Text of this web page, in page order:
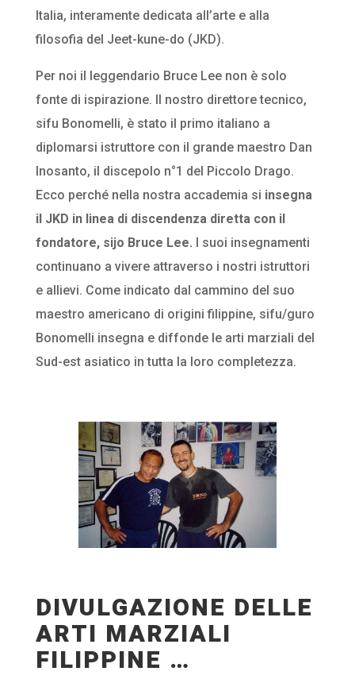
Italia, interamente dedicata all’arte e alla
filosofia del Jeet-kune-do (JKD).
Per noi il leggendario Bruce Lee non è solo
fonte di ispirazione. Il nostro direttore tecnico,
sifu Bonomelli, è stato il primo italiano a
diplomarsi istruttore con il grande maestro Dan
Inosanto, il discepolo n°1 del Piccolo Drago.
Ecco perché nella nostra accademia si insegna
il JKD in linea di discendenza diretta con il
fondatore, sijo Bruce Lee. I suoi insegnamenti
continuano a vivere attraverso i nostri istruttori
e allievi. Come indicato dal cammino del suo
maestro americano di origini filippine, sifu/guro
Bonomelli insegna e diffonde le arti marziali del
Sud-est asiatico in tutta la loro completezza.
DIVULGAZIONE DELLE
ARTI MARZIALI
FILIPPINE …